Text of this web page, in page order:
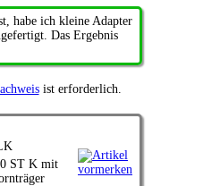
habe ich kleine Adapter
Das Ergebnis
ist erforderlich.
ST K mit